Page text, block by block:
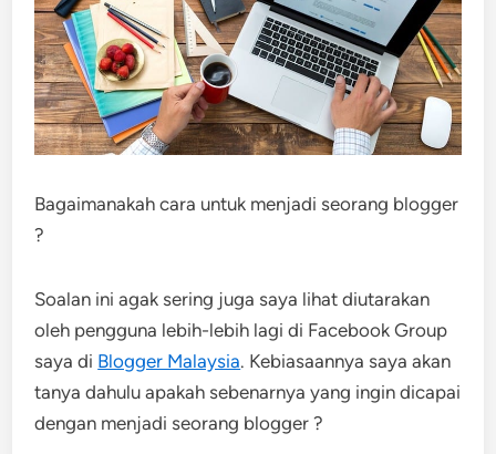
Bagaimanakah cara untuk menjadi seorang blogger
?
Soalan ini agak sering juga saya lihat diutarakan
oleh pengguna lebih-lebih lagi di Facebook Group
saya di Blogger Malaysia. Kebiasaannya saya akan
tanya dahulu apakah sebenarnya yang ingin dicapai
dengan menjadi seorang blogger ?